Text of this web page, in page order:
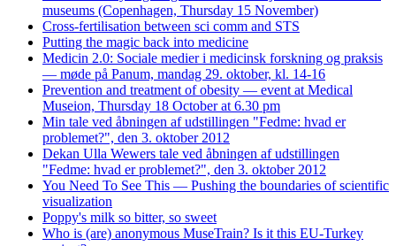
museums (Copenhagen, Thursday 15 November)
Cross-fertilisation between sci comm and STS
Putting the magic back into medicine
Medicin 2.0: Sociale medier i medicinsk forskning og praksis
— møde på Panum, mandag 29. oktober, kl. 14-16
Prevention and treatment of obesity — event at Medical
Museion, Thursday 18 October at 6.30 pm
Min tale ved åbningen af udstillingen "Fedme: hvad er
problemet?", den 3. oktober 2012
Dekan Ulla Wewers tale ved åbningen af udstillingen
"Fedme: hvad er problemet?", den 3. oktober 2012
You Need To See This — Pushing the boundaries of scientific
visualization
Poppy's milk so bitter, so sweet
Who is (are) anonymous MuseTrain? Is it this EU-Turkey